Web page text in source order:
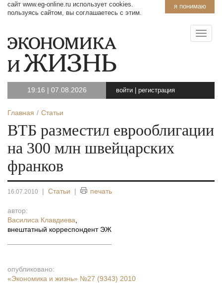
я понимаю
сайт www.eg-online.ru использует cookies.
пользуясь сайтом, вы соглашаетесь с этим.
19:16 | 07.08.2026 войти регистрация
Главная Статьи
ВТБ разместил еврооблигации
на 300 млн швейцарских
франков
16.07.2010 | Статьи | печать
автор:
Василиса Клавдиева
внештатный корреспондент ЭЖ
опубликовано:
«Экономика и жизнь» №27 (9343) 2010